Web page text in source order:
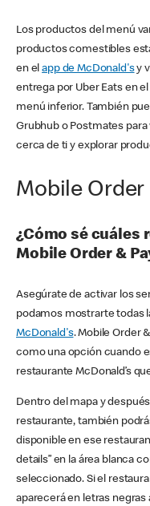
Los productos del menú
productos comestibles
en elapp de McDonald'sy
entrega por Uber Eats en
menú inferior. También
Grubhub o Postmates para
cerca de ti y explorar
Mobile Order
¿Cómo sé cuáles
Mobile Order &
Asegúrate de activar los
podamos mostrarte todas
McDonald's. Mobile Order
como una opción cuando
restaurante McDonald’s
Dentro del mapa y
restaurante, también
disponible en ese
details” en la área blanca
seleccionado. Si el
aparecerá en letras negras